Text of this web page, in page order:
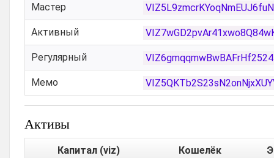
Мастер
Активный
Регулярный
Мемо
Активы
Капитал (viz) Кошелёк